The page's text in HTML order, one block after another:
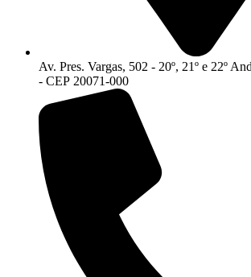
Av. Pres. Vargas, 502 - 20º, 21º e 22º
- CEP 20071-000